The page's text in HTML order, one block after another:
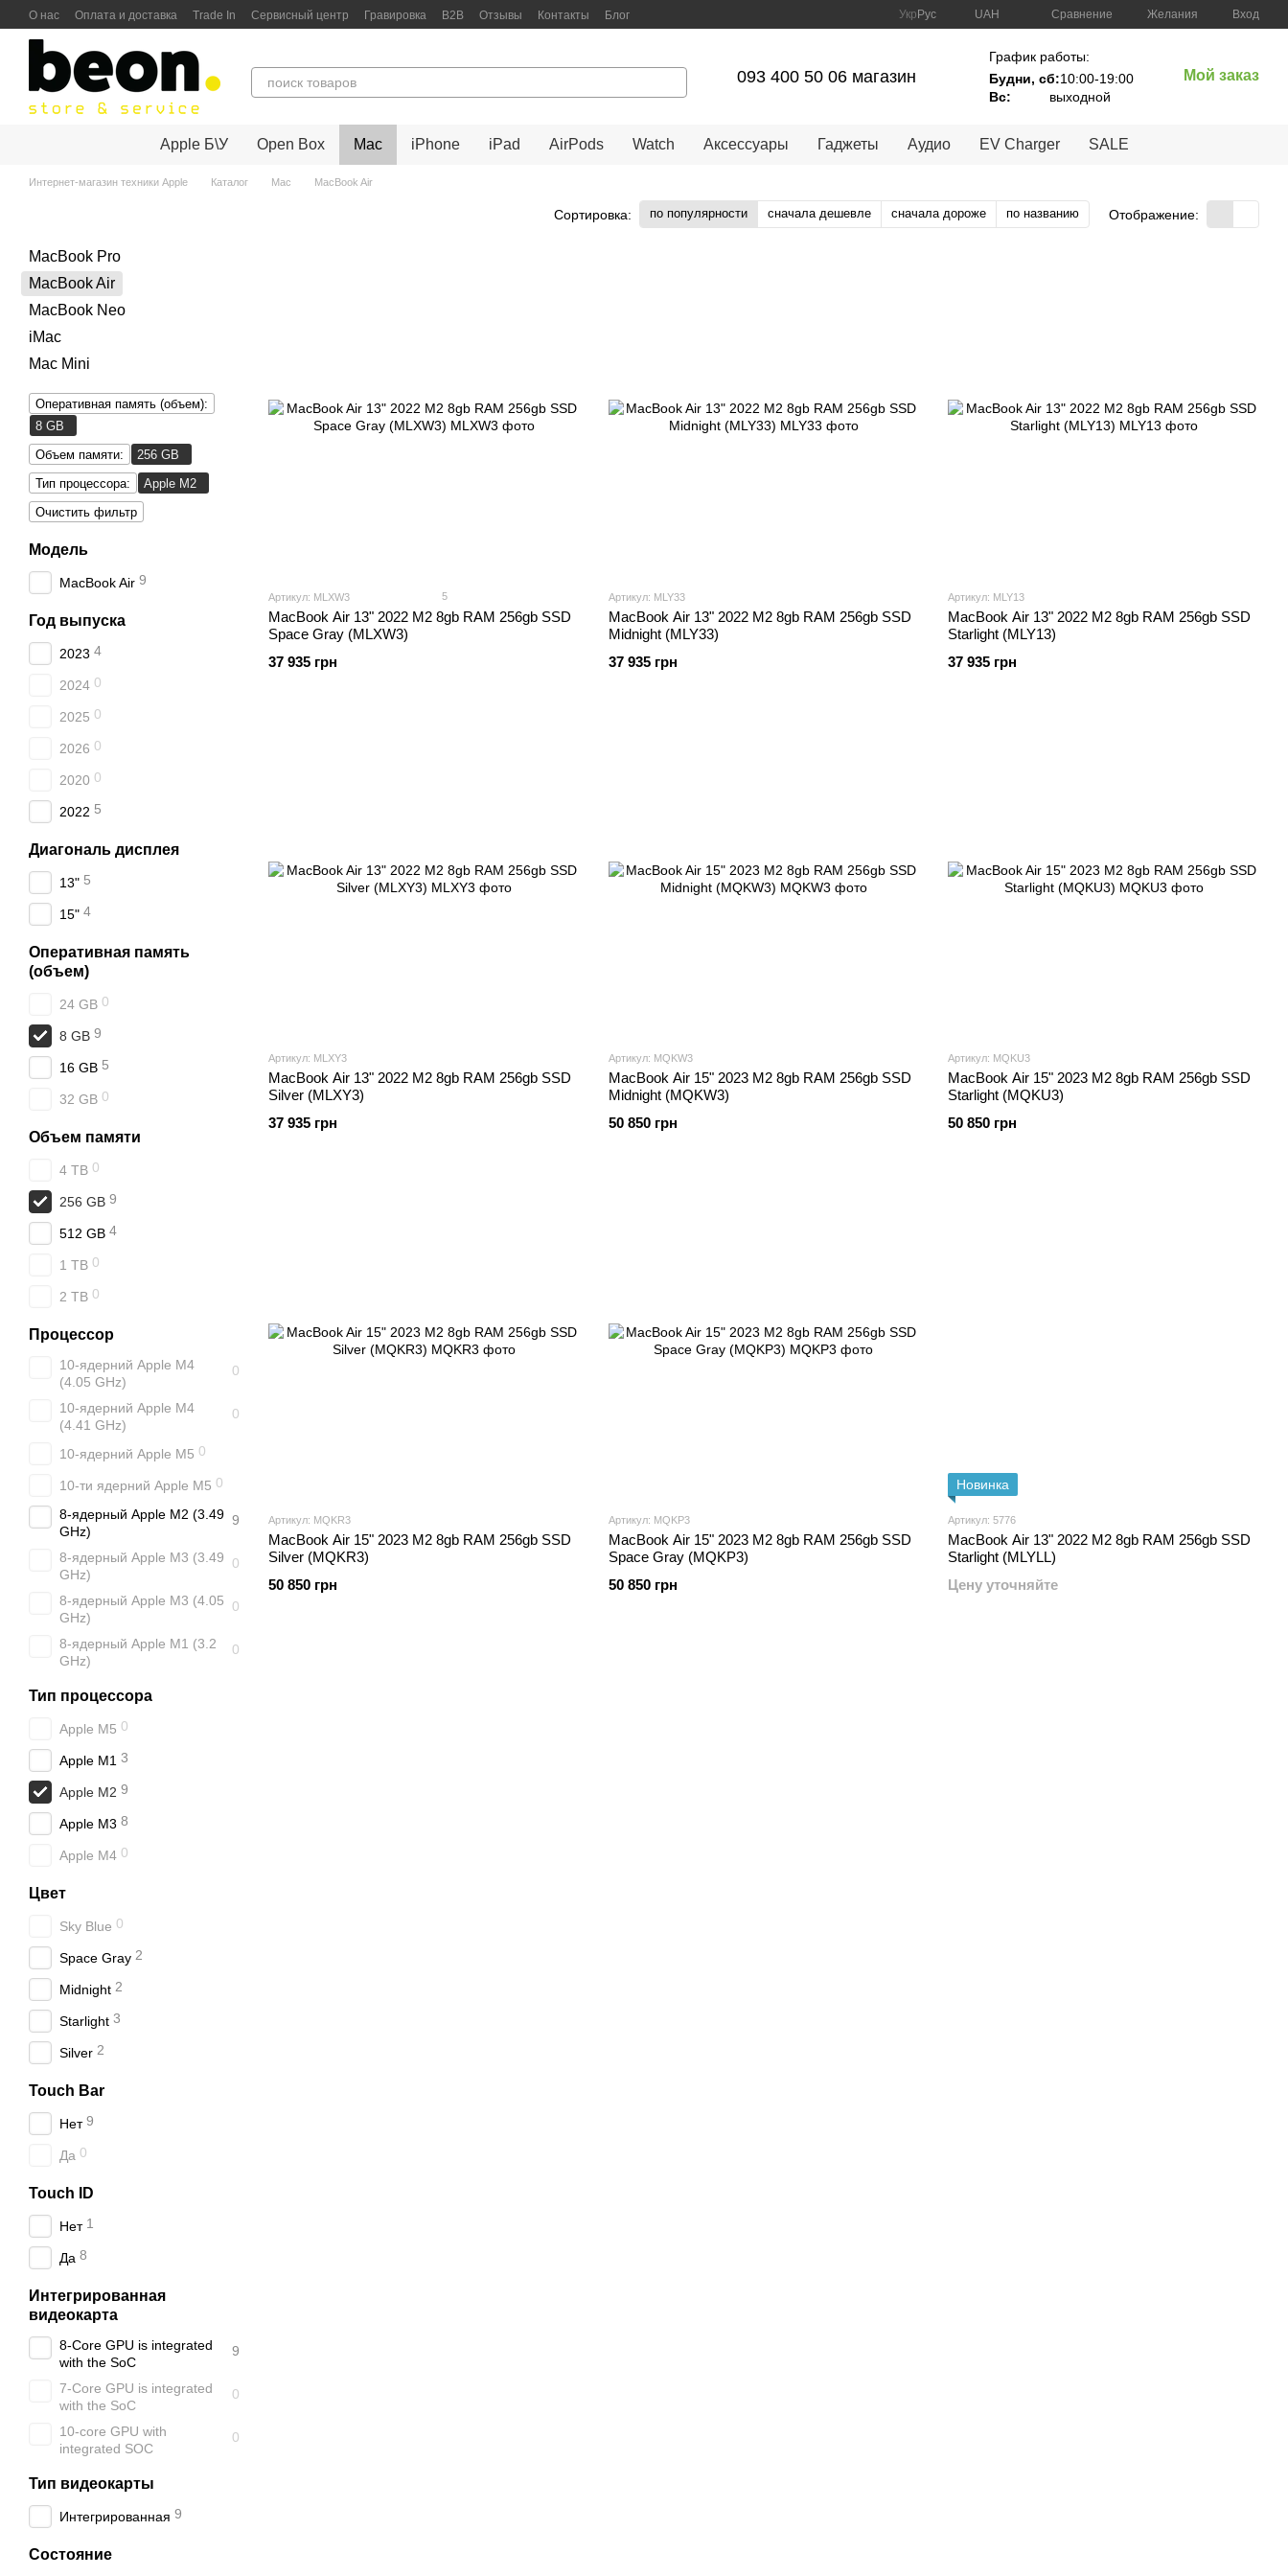
Перейти к основному контенту
О нас Оплата и доставка Trade In Сервисный центр Гравировка B2B Отзывы Контакты
Блог
Укр Рус UAH Сравнение Желания Вход
093 400 50 06 магазин
График работы:
Будни, сб:10:00-19:00
Вc:
выходной
Мой заказ
Apple Б\У Open Box Mac iPhone iPad AirPods Watch Аксессуары Гаджеты Аудио EV Charger SALE
Интернет-магазин техники Apple Каталог Mac MacBook Air
Сортировка: по популярности сначала дешевле сначала дороже по названию Отображение:
Артикул: MLXW3 5
MacBook Air 13" 2022 M2 8gb RAM 256gb SSD
Space Gray (MLXW3)
37 935 грн
Артикул: MLY33
MacBook Air 13" 2022 M2 8gb RAM 256gb SSD
Midnight (MLY33)
37 935 грн
Артикул: MLY13
MacBook Air 13" 2022 M2 8gb RAM 256gb SSD
Starlight (MLY13)
37 935 грн
Артикул: MLXY3
MacBook Air 13" 2022 M2 8gb RAM 256gb SSD
Silver (MLXY3)
37 935 грн
Артикул: MQKW3
MacBook Air 15" 2023 M2 8gb RAM 256gb SSD
Midnight (MQKW3)
50 850 грн
Артикул: MQKU3
MacBook Air 15" 2023 M2 8gb RAM 256gb SSD
Starlight (MQKU3)
50 850 грн
Артикул: MQKR3
MacBook Air 15" 2023 M2 8gb RAM 256gb SSD
Silver (MQKR3)
50 850 грн
Артикул: MQKP3
MacBook Air 15" 2023 M2 8gb RAM 256gb SSD
Space Gray (MQKP3)
50 850 грн
Новинка
Артикул: 5776
MacBook Air 13" 2022 M2 8gb RAM 256gb SSD
Starlight (MLYLL)
Цену уточняйте
MacBook Pro
MacBook Air
MacBook Neo
iMac
Mac Mini
Оперативная память (объем):
8 GB
Объем памяти:
256 GB
Тип процессора:
Apple M2
Очистить фильтр
Модель
MacBook Air 9
Год выпуска
2023 4
2024 0
2025 0
2026 0
2020 0
2022 5
Диагональ дисплея
13" 5
15" 4
Оперативная память
(объем)
24 GB 0
8 GB 9
16 GB 5
32 GB 0
Объем памяти
4 TB 0
256 GB 9
512 GB 4
1 TB 0
2 TB 0
Процессор
10-ядерний Apple M4
(4.05 GHz)
0
10-ядерний Apple M4
(4.41 GHz)
0
10-ядерний Apple M5 0
10-ти ядерний Apple M5 0
8-ядерный Apple M2 (3.49
GHz)
9
8-ядерный Apple M3 (3.49
GHz)
0
8-ядерный Apple M3 (4.05
GHz)
0
8-ядерный Apple M1 (3.2
GHz)
0
Тип процессора
Apple M5 0
Apple M1 3
Apple M2 9
Apple M3 8
Apple M4 0
Цвет
Sky Blue 0
Space Gray 2
Midnight 2
Starlight 3
Silver 2
Touch Bar
Нет 9
Да 0
Touch ID
Нет 1
Да 8
Интегрированная
видеокарта
8-Core GPU is integrated
with the SoC
9
7-Core GPU is integrated
with the SoC
0
10-core GPU with
integrated SOC
0
Тип видеокарты
Интегрированная 9
Состояние